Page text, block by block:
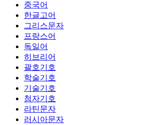
중국어
한글고어
그리스문자
프랑스어
독일어
히브리어
괄호기호
학술기호
기술기호
첨자기호
라틴문자
러시아문자